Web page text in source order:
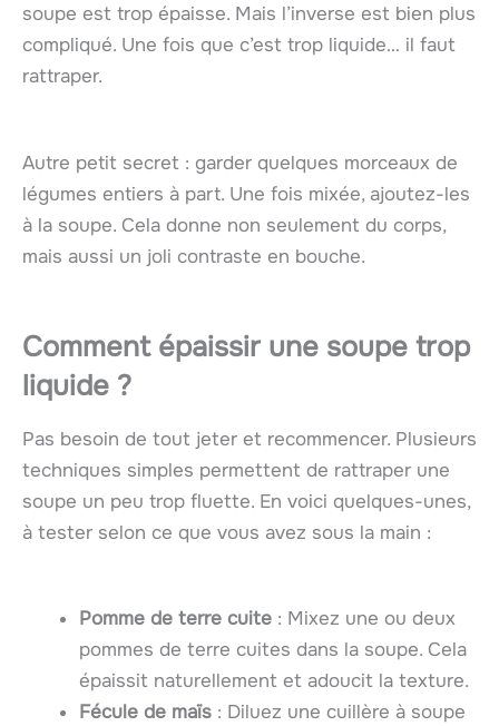
soupe est trop épaisse. Mais l’inverse est bien plus
compliqué. Une fois que c’est trop liquide… il faut
rattraper.
Autre petit secret : garder quelques morceaux de
légumes entiers à part. Une fois mixée, ajoutez-les
à la soupe. Cela donne non seulement du corps,
mais aussi un joli contraste en bouche.
Comment épaissir une soupe trop
liquide ?
Pas besoin de tout jeter et recommencer. Plusieurs
techniques simples permettent de rattraper une
soupe un peu trop fluette. En voici quelques-unes,
à tester selon ce que vous avez sous la main :
Pomme de terre cuite : Mixez une ou deux
pommes de terre cuites dans la soupe. Cela
épaissit naturellement et adoucit la texture.
Fécule de maïs : Diluez une cuillère à soupe